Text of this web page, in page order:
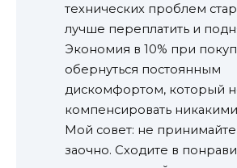
технических проблем
лучше переплатить и
Экономия в 10% при
обернуться постоянным
дискомфортом, который
компенсировать
Мой совет: не
заочно. Сходите в